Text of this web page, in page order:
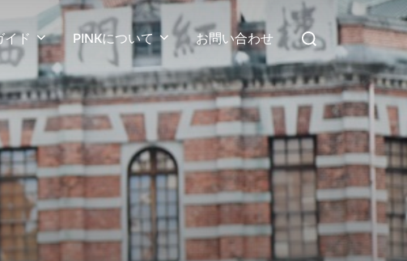
イド PINKについて お問い合わせ
検
索
対
象: